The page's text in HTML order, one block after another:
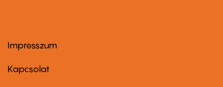
Footer
first
Impresszum
Kapcsolat